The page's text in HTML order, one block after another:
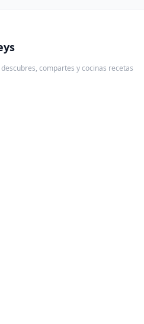
compartes y cocinas recetas